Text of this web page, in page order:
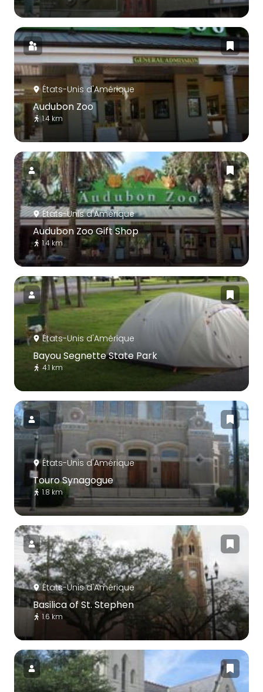
États-Unis d'Amérique
Audubon Zoo
1.4 km
États-Unis d'Amérique
Audubon Zoo Gift Shop
1.4 km
États-Unis d'Amérique
Bayou Segnette State Park
4.1 km
États-Unis d'Amérique
Touro Synagogue
1.8 km
États-Unis d'Amérique
Basilica of St. Stephen
1.6 km